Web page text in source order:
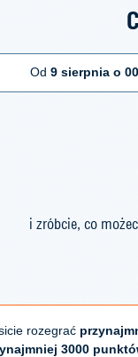
Od 9 sierpnia o
i zróbcie, co
rozegrać
3000